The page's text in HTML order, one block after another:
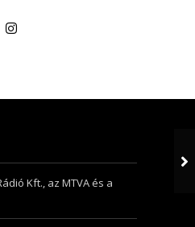
Kft., az MTVA és a